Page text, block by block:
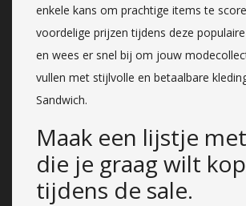
enkele kans om prachtige items te
voordelige prijzen tijdens deze
en wees er snel bij om jouw
vullen met stijlvolle en betaalbare
Sandwich.
Maak een lijstje
die je graag wilt
tijdens de sale.